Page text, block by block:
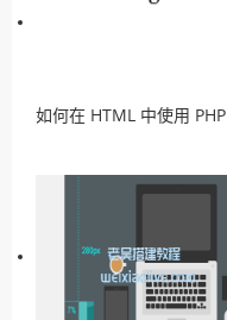
如何在 HTML 中使用 PHP